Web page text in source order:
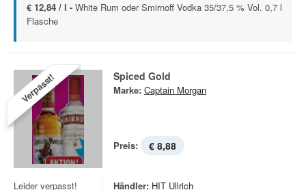
€ 12,84 / l - White Rum oder Smirnoff Vodka 35/37,5 % Vol. 0,7 l
Flasche
Verpasst! Spiced Gold
Marke: Captain Morgan
Preis: € 8,88
Leider verpasst!
Händler: HIT Ullrich